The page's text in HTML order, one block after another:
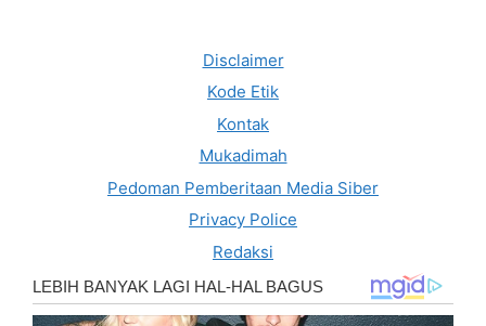
Disclaimer
Kode Etik
Kontak
Mukadimah
Pedoman Pemberitaan Media Siber
Privacy Police
Redaksi